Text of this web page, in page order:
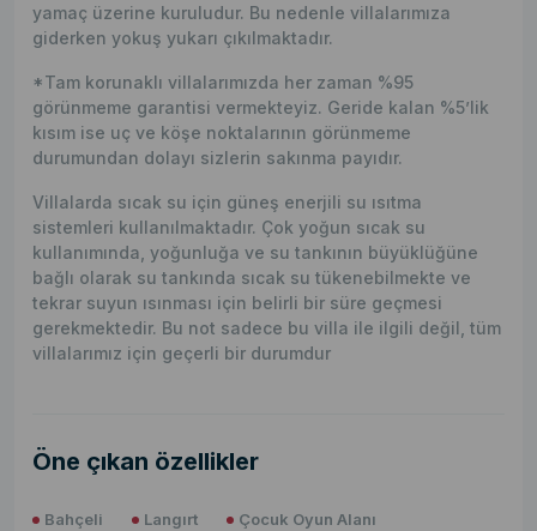
yamaç üzerine kuruludur. Bu nedenle villalarımıza
giderken yokuş yukarı çıkılmaktadır.
*Tam korunaklı villalarımızda her zaman %95
görünmeme garantisi vermekteyiz. Geride kalan %5’lik
kısım ise uç ve köşe noktalarının görünmeme
durumundan dolayı sizlerin sakınma payıdır.
Villalarda sıcak su için güneş enerjili su ısıtma
sistemleri kullanılmaktadır. Çok yoğun sıcak su
kullanımında, yoğunluğa ve su tankının büyüklüğüne
bağlı olarak su tankında sıcak su tükenebilmekte ve
tekrar suyun ısınması için belirli bir süre geçmesi
gerekmektedir. Bu not sadece bu villa ile ilgili değil, tüm
villalarımız için geçerli bir durumdur
Öne çıkan özellikler
Bahçeli Langırt Çocuk Oyun Alanı